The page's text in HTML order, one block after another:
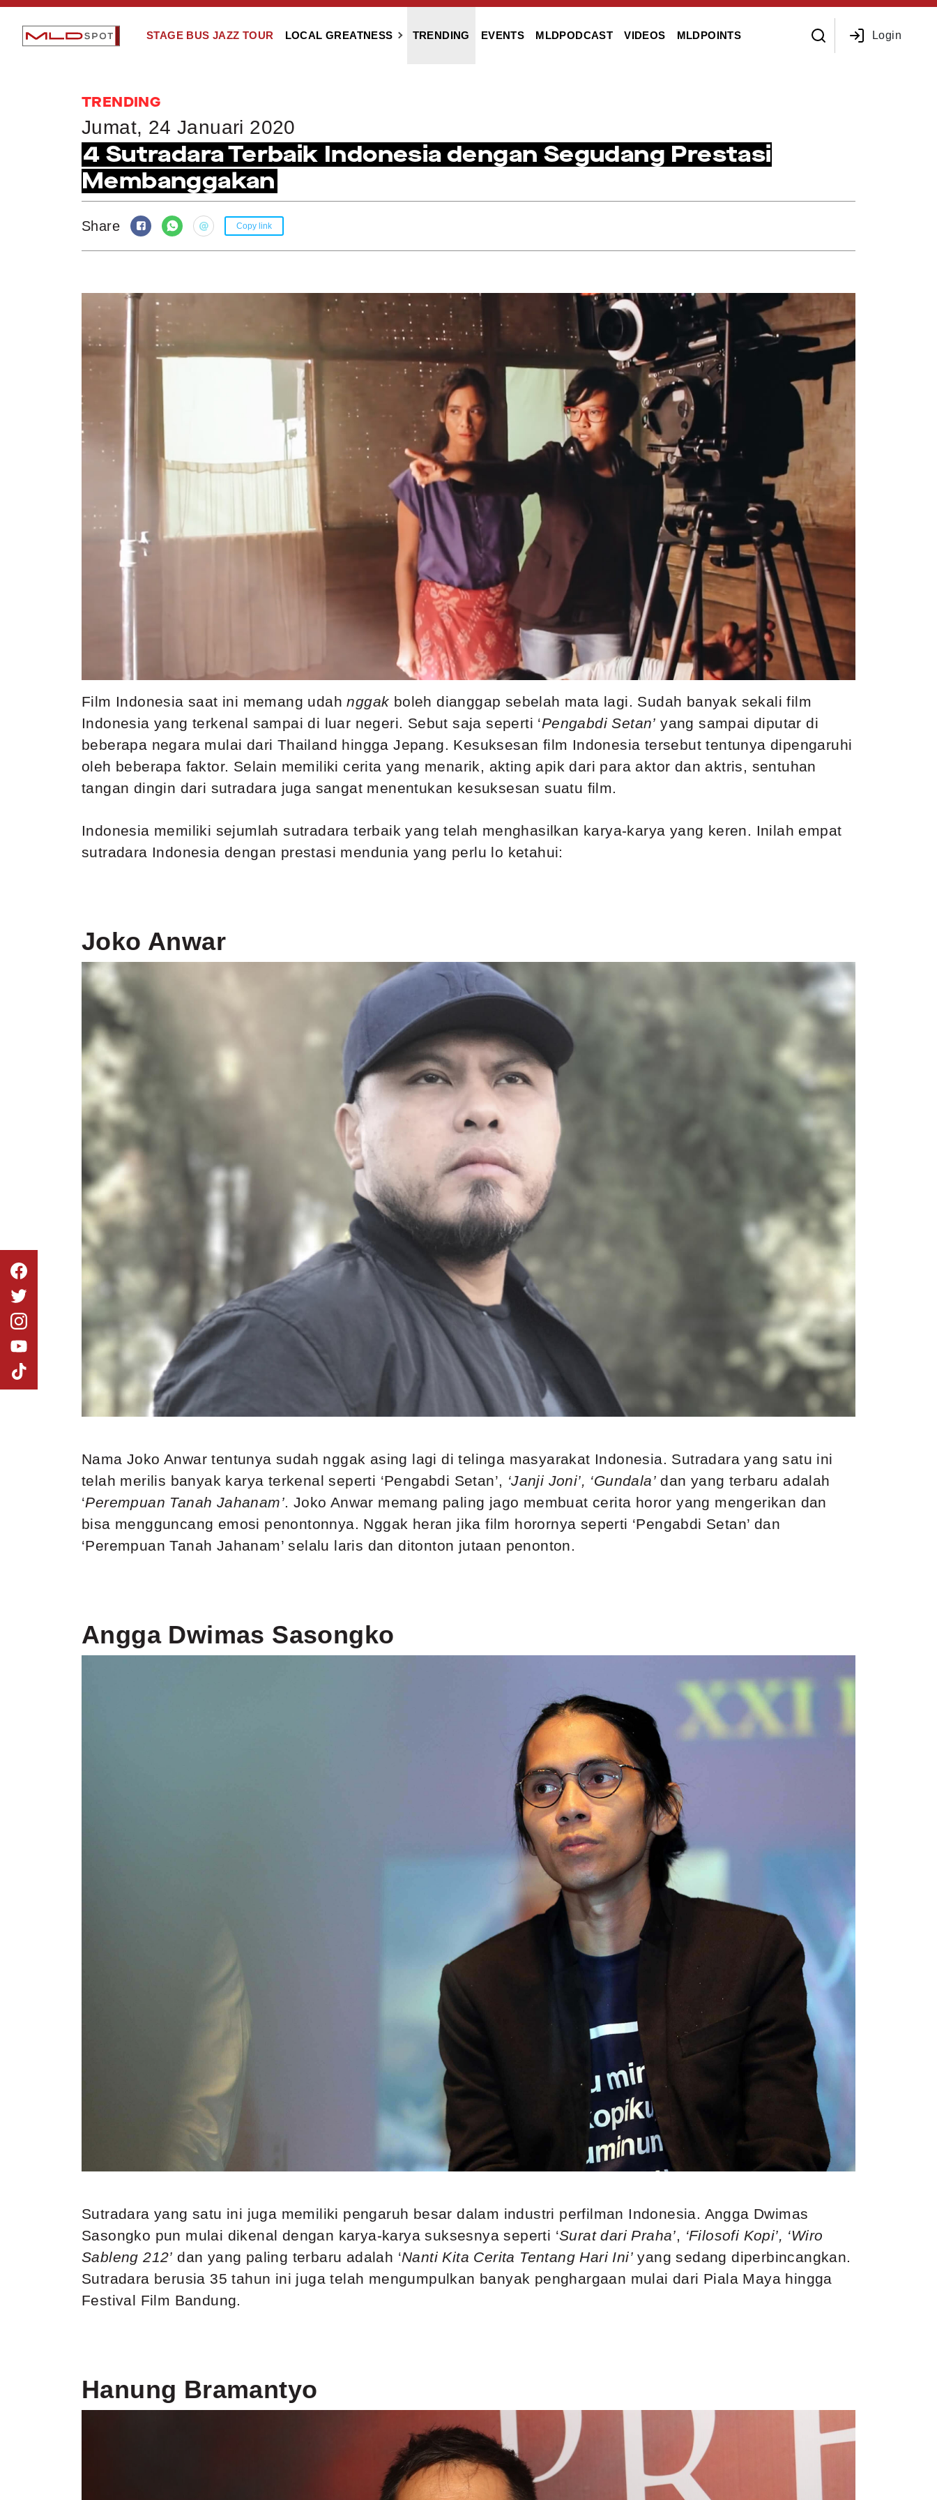
STAGE BUS JAZZ TOUR LOCAL GREATNESS TRENDING EVENTS MLDPODCAST VIDEOS MLDPOINTS Login
TRENDING
Jumat, 24 Januari 2020
4 Sutradara Terbaik Indonesia dengan Segudang Prestasi
Membanggakan
Share Copy link
Film Indonesia saat ini memang udahnggak boleh dianggap sebelah mata lagi. Sudah banyak sekali film
Indonesia yang terkenal sampai di luar negeri. Sebut saja seperti ‘Pengabdi Setan’ yang sampai diputar di
beberapa negara mulai dari Thailand hingga Jepang. Kesuksesan film Indonesia tersebut tentunya dipengaruhi
oleh beberapa faktor. Selain memiliki cerita yang menarik, akting apik dari para aktor dan aktris, sentuhan
tangan dingin dari sutradara juga sangat menentukan kesuksesan suatu film.
Indonesia memiliki sejumlah sutradara terbaik yang telah menghasilkan karya-karya yang keren. Inilah empat
sutradara Indonesia dengan prestasi mendunia yang perlu lo ketahui:
Joko Anwar
Nama Joko Anwar tentunya sudah nggak asing lagi di telinga masyarakat Indonesia. Sutradara yang satu ini
telah merilis banyak karya terkenal seperti ‘Pengabdi Setan’, ‘Janji Joni’, ‘Gundala’ dan yang terbaru adalah
‘Perempuan Tanah Jahanam’. Joko Anwar memang paling jago membuat cerita horor yang mengerikan dan
bisa mengguncang emosi penontonnya. Nggak heran jika film horornya seperti ‘Pengabdi Setan’ dan
‘Perempuan Tanah Jahanam’ selalu laris dan ditonton jutaan penonton.
Angga Dwimas Sasongko
Sutradara yang satu ini juga memiliki pengaruh besar dalam industri perfilman Indonesia. Angga Dwimas
Sasongko pun mulai dikenal dengan karya-karya suksesnya seperti ‘Surat dari Praha’, ‘Filosofi Kopi’, ‘Wiro
Sableng 212’ dan yang paling terbaru adalah ‘Nanti Kita Cerita Tentang Hari Ini’ yang sedang diperbincangkan.
Sutradara berusia 35 tahun ini juga telah mengumpulkan banyak penghargaan mulai dari Piala Maya hingga
Festival Film Bandung.
Hanung Bramantyo